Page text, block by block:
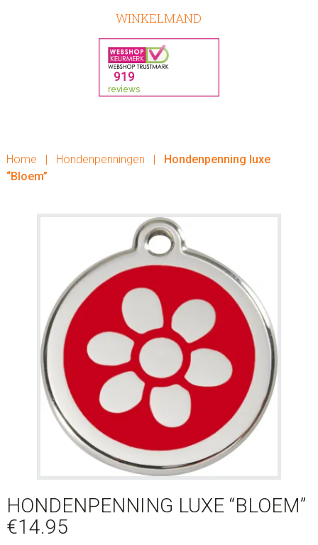
WINKELMAND
Home | Hondenpenningen |
Hondenpenning luxe
“Bloem”
HONDENPENNING LUXE “BLOEM”
€14.95